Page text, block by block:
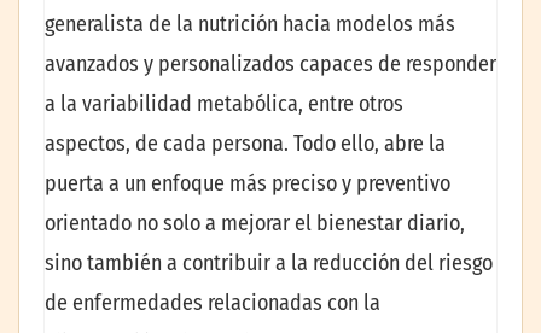
generalista de la nutrición hacia modelos más
avanzados y personalizados capaces de responder
a la variabilidad metabólica, entre otros
aspectos, de cada persona. Todo ello, abre la
puerta a un enfoque más preciso y preventivo
orientado no solo a mejorar el bienestar diario,
sino también a contribuir a la reducción del riesgo
de enfermedades relacionadas con la